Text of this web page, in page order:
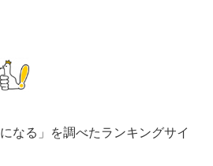
なる」を調べたランキングサイ